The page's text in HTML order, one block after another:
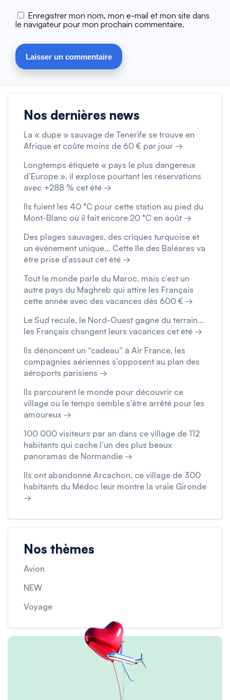
Enregistrer mon nom, mon e-mail et mon site dans
le navigateur pour mon prochain commentaire.
Nos dernières news
La « dupe » sauvage de Tenerife se trouve en
Afrique et coûte moins de 60 € par jour →
Longtemps étiqueté « pays le plus dangereux
d’Europe », il explose pourtant les réservations
avec +288 % cet été →
Ils fuient les 40 °C pour cette station au pied du
Mont-Blanc où il fait encore 20 °C en août →
Des plages sauvages, des criques turquoise et
un événement unique… Cette île des Baléares va
être prise d’assaut cet été →
Tout le monde parle du Maroc, mais c’est un
autre pays du Maghreb qui attire les Français
cette année avec des vacances dès 600 € →
Le Sud recule, le Nord-Ouest gagne du terrain…
les Français changent leurs vacances cet été →
Ils dénoncent un “cadeau” à Air France, les
compagnies aériennes s’opposent au plan des
aéroports parisiens →
Ils parcourent le monde pour découvrir ce
village où le temps semble s’être arrêté pour les
amoureux →
100 000 visiteurs par an dans ce village de 112
habitants qui cache l’un des plus beaux
panoramas de Normandie →
Ils ont abandonné Arcachon, ce village de 300
habitants du Médoc leur montre la vraie Gironde
→
Nos thèmes
Avion
NEW
Voyage